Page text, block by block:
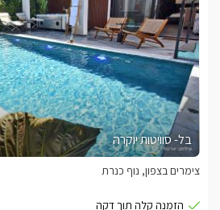
בל- סוויטות יוקרה
צימרים בצפון, נוף כנרת